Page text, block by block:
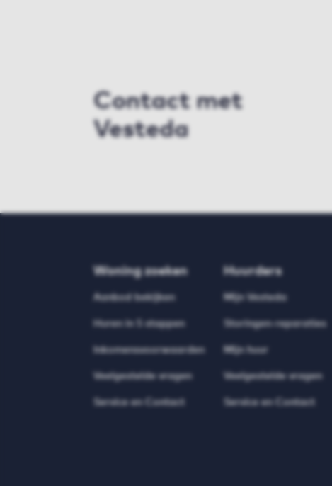
Contact met
Vesteda
Woning zoeken
Aanbod bekijken
Huren in 5 stappen
Inkomensvoorwaarden
Veelgestelde vragen
Service en Contact
Huurders
Mijn Vesteda
Storingen-reparaties
Mijn huur
Veelgestelde vragen
Service en Contact